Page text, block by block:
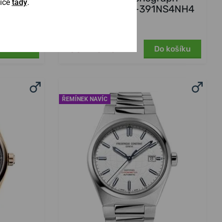
Automatic FC-391NS4NH4
Do košíku
ŘEMÍNEK NAVÍC
tady.